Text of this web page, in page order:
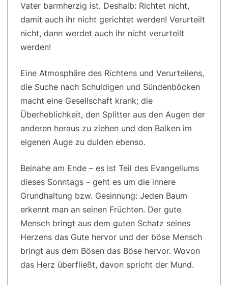
Vater barmherzig ist. Deshalb: Richtet nicht,
damit auch ihr nicht gerichtet werden! Verurteilt
nicht, dann werdet auch ihr nicht verurteilt
werden!
Eine Atmosphäre des Richtens und Verurteilens,
die Suche nach Schuldigen und Sündenböcken
macht eine Gesellschaft krank; die
Überheblichkeit, den Splitter aus den Augen der
anderen heraus zu ziehen und den Balken im
eigenen Auge zu dulden ebenso.
Beinahe am Ende – es ist Teil des Evangeliums
dieses Sonntags – geht es um die innere
Grundhaltung bzw. Gesinnung: Jeden Baum
erkennt man an seinen Früchten. Der gute
Mensch bringt aus dem guten Schatz seines
Herzens das Gute hervor und der böse Mensch
bringt aus dem Bösen das Böse hervor. Wovon
das Herz überfließt, davon spricht der Mund.